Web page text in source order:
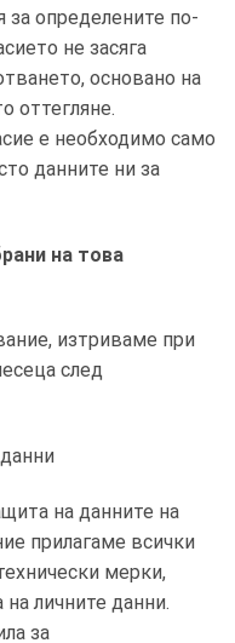
определените по-
не засяга
основано на
оттегляне.
е необходимо само
данните ни за
на това
изтриваме при
след
на данните на
прилагаме всички
мерки,
личните данни.
за